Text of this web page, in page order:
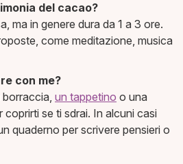
del cacao?
ma in genere dura da 1 a 3 ore.
come meditazione, musica
con me?
un tappetino o una
se ti sdrai. In alcuni casi
quaderno per scrivere pensieri o